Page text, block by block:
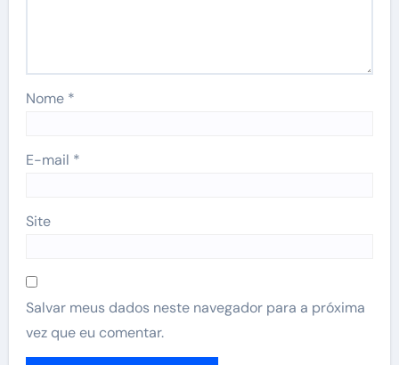
Nome *
E-mail *
Site
Salvar meus dados neste navegador para a próxima
vez que eu comentar.